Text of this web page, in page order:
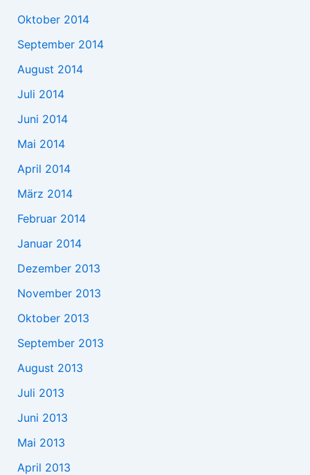
Oktober 2014
September 2014
August 2014
Juli 2014
Juni 2014
Mai 2014
April 2014
März 2014
Februar 2014
Januar 2014
Dezember 2013
November 2013
Oktober 2013
September 2013
August 2013
Juli 2013
Juni 2013
Mai 2013
April 2013